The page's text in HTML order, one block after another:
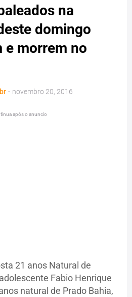
na
domingo
e morrem no
- novembro 20, 2016
após o anuncio
21 anos Natural de
Fabio Henrique
natural de Prado Bahia,